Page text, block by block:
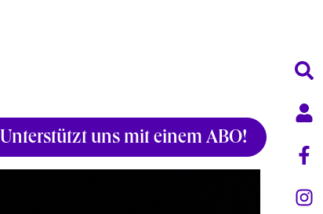
Unterstützt uns mit einem ABO!